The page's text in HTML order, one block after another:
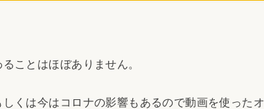
ことはほぼありません。
くは今はコロナの影響もあるので動画を使ったオ